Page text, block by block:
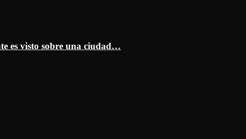
es visto sobre una ciudad…